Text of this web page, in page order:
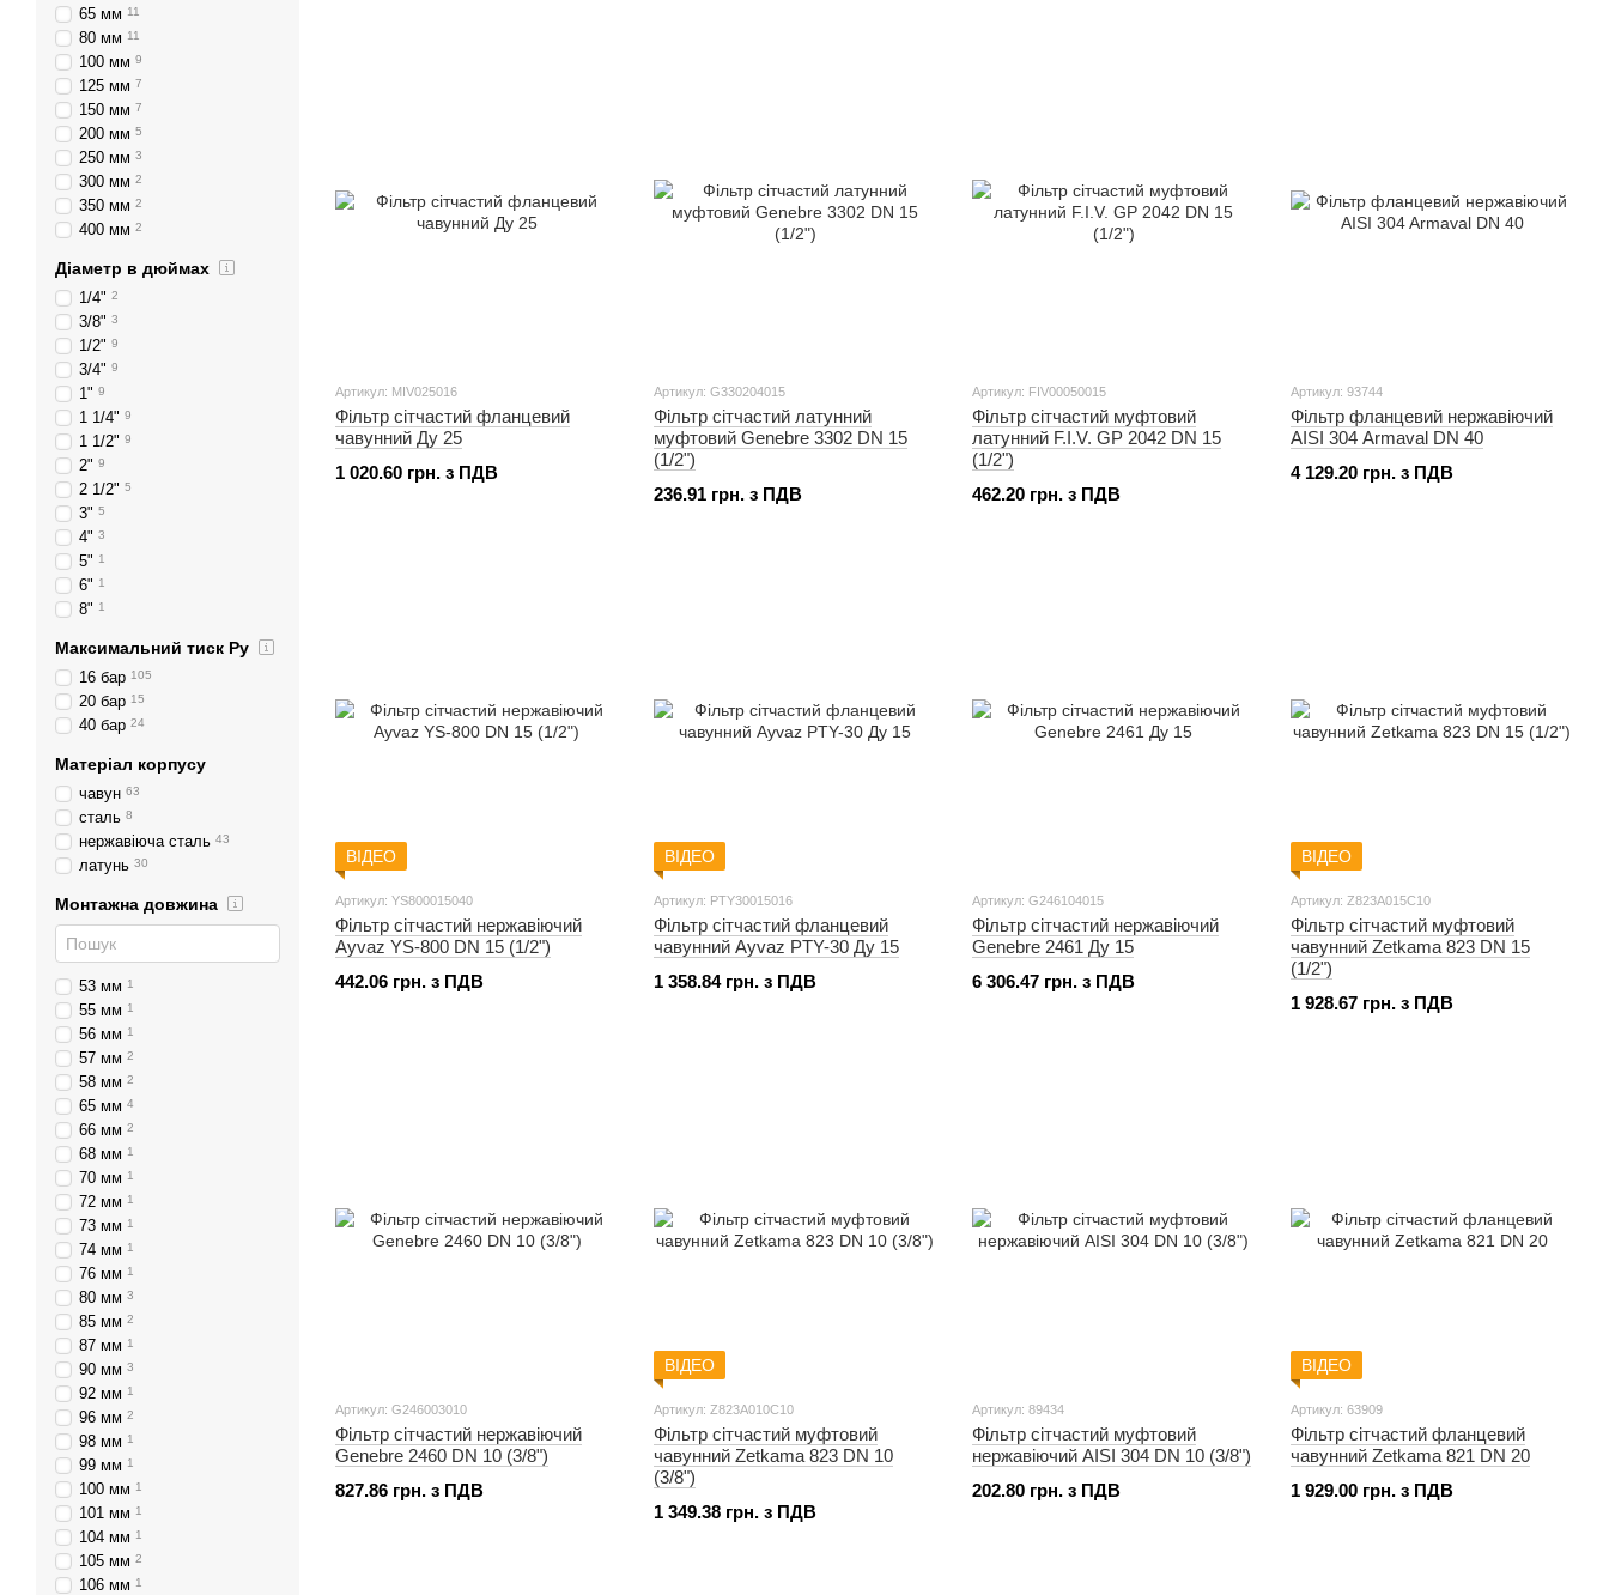
Артикул: MIV025016
Фільтр сітчастий фланцевий
чавунний Ду 25
1 020.60 грн. з ПДВ
Артикул: G330204015
Фільтр сітчастий латунний
муфтовий Genebre 3302 DN 15
(1/2")
236.91 грн. з ПДВ
Артикул: FIV00050015
Фільтр сітчастий муфтовий
латунний F.I.V. GP 2042 DN 15
(1/2")
462.20 грн. з ПДВ
Артикул: 93744
Фільтр фланцевий нержавіючий
AISI 304 Armaval DN 40
4 129.20 грн. з ПДВ
ВІДЕО
Артикул: YS800015040
Фільтр сітчастий нержавіючий
Ayvaz YS-800 DN 15 (1/2")
442.06 грн. з ПДВ
ВІДЕО
Артикул: PTY30015016
Фільтр сітчастий фланцевий
чавунний Ayvaz PTY-30 Ду 15
1 358.84 грн. з ПДВ
Артикул: G246104015
Фільтр сітчастий нержавіючий
Genebre 2461 Ду 15
6 306.47 грн. з ПДВ
ВІДЕО
Артикул: Z823A015C10
Фільтр сітчастий муфтовий
чавунний Zetkama 823 DN 15
(1/2")
1 928.67 грн. з ПДВ
Артикул: G246003010
Фільтр сітчастий нержавіючий
Genebre 2460 DN 10 (3/8")
827.86 грн. з ПДВ
ВІДЕО
Артикул: Z823A010C10
Фільтр сітчастий муфтовий
чавунний Zetkama 823 DN 10
(3/8")
1 349.38 грн. з ПДВ
Артикул: 89434
Фільтр сітчастий муфтовий
нержавіючий AISI 304 DN 10 (3/8")
202.80 грн. з ПДВ
ВІДЕО
Артикул: 63909
Фільтр сітчастий фланцевий
чавунний Zetkama 821 DN 20
1 929.00 грн. з ПДВ
65 мм 11
80 мм 11
100 мм 9
125 мм 7
150 мм 7
200 мм 5
250 мм 3
300 мм 2
350 мм 2
400 мм 2
Діаметр в дюймах
1/4" 2
3/8" 3
1/2" 9
3/4" 9
1" 9
1 1/4" 9
1 1/2" 9
2" 9
2 1/2" 5
3" 5
4" 3
5" 1
6" 1
8" 1
Максимальний тиск Ру
16 бар 105
20 бар 15
40 бар 24
Матеріал корпусу
чавун 63
сталь 8
нержавіюча сталь 43
латунь 30
Монтажна довжина
53 мм 1
55 мм 1
56 мм 1
57 мм 2
58 мм 2
65 мм 4
66 мм 2
68 мм 1
70 мм 1
72 мм 1
73 мм 1
74 мм 1
76 мм 1
80 мм 3
85 мм 2
87 мм 1
90 мм 3
92 мм 1
96 мм 2
98 мм 1
99 мм 1
100 мм 1
101 мм 1
104 мм 1
105 мм 2
106 мм 1